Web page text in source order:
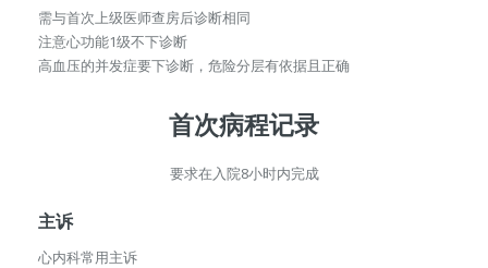
需与首次上级医师查房后诊断相同
注意心功能1级不下诊断
高血压的并发症要下诊断，危险分层有依据且正确
首次病程记录
要求在入院8小时内完成
主诉
心内科常用主诉